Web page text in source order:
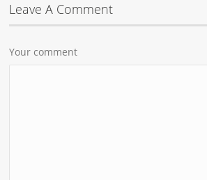
Leave A Comment
Your comment